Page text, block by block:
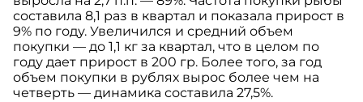
составила 8,1 раз в квартал и показала прирост в
9% по году. Увеличился и средний объем
покупки — до 1,1 кг за квартал, что в целом по
году дает прирост в 200 гр. Более того, за год
объем покупки в рублях вырос более чем на
четверть — динамика составила 27,5%.